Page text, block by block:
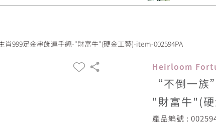
肖999足金串飾連手繩-"財富牛"(硬金工藝)-item-002594PA
Heirloom
“不倒一
"財富牛"(
產品編號 :